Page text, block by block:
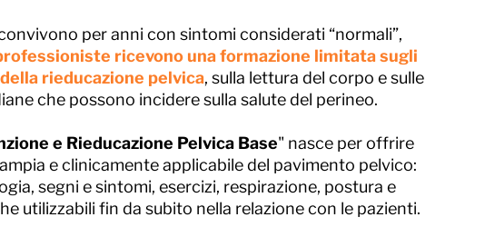
per anni con sintomi considerati “normali”,
ricevono una formazione limitata sugli
rieducazione pelvica, sulla lettura del corpo e sulle
che possono incidere sulla salute del perineo.
e Rieducazione Pelvica Base" nasce per offrire
e clinicamente applicabile del pavimento pelvico:
segni e sintomi, esercizi, respirazione, postura e
utilizzabili fin da subito nella relazione con le pazienti.